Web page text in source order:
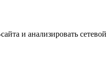
и анализировать